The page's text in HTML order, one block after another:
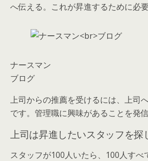
へ伝える。これが昇進するために必
ナースマン
ブログ
上司からの推薦を受けるには、上司
です。管理職に興味があることを発信
上司は昇進したいスタッフを探
スタッフが100人いたら、100人すべ